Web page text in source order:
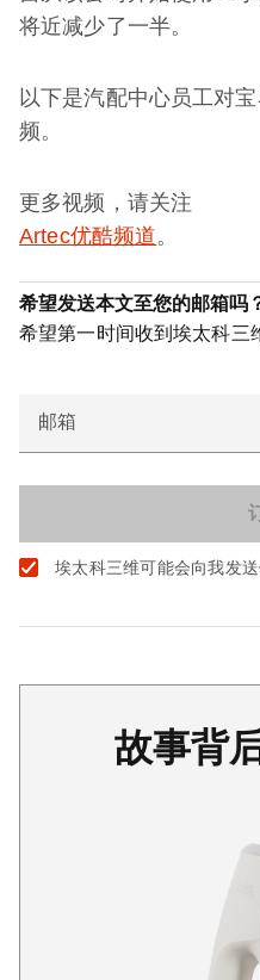
将近减少了一半。
以下是汽配中心员工对
频。
更多视频，请关注
Artec优酷频道。
希望发送本文至您的邮箱吗
希望第一时间收到埃太科三
邮箱
埃太科三维可能会向我发
故事背